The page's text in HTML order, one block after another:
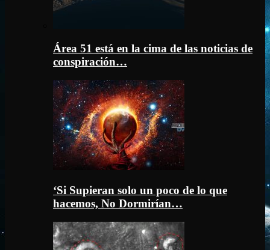
Área 51 está en la cima de las noticias de
conspiración…
‘Si Supieran solo un poco de lo que
hacemos, No Dormirían…